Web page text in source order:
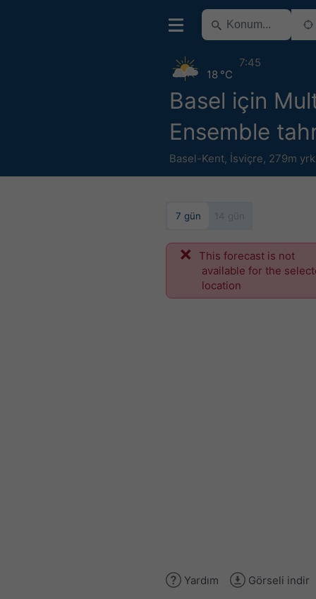
Basel için
Ensemble
Basel-Kent, İsviçre, 279m yrk
18 °C
7:45
7 gün
This forecast is not
available for the
location
Yardım Görseli indir